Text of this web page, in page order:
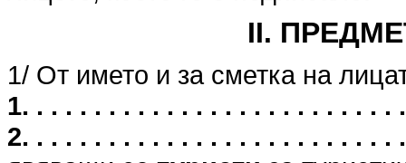
II.
1/ От името и за сметка на
1. . . . . . . . . . . . . . . . . . . . . . . . .
2. . . . . . . . . . . . . . . . . . . . . . . . .